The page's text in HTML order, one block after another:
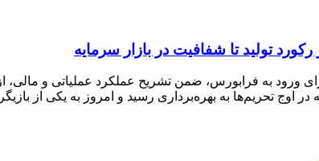
تحریم‌ها به بهره‌برداری رسید و امروز به یکی از